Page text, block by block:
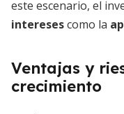
este escenario, el
interesescomo la
Ventajas y
crecimiento